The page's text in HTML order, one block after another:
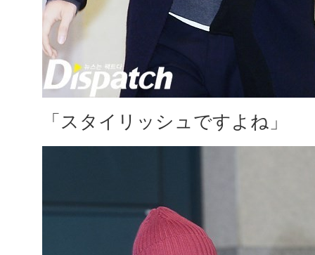
「スタイリッシュですよね」